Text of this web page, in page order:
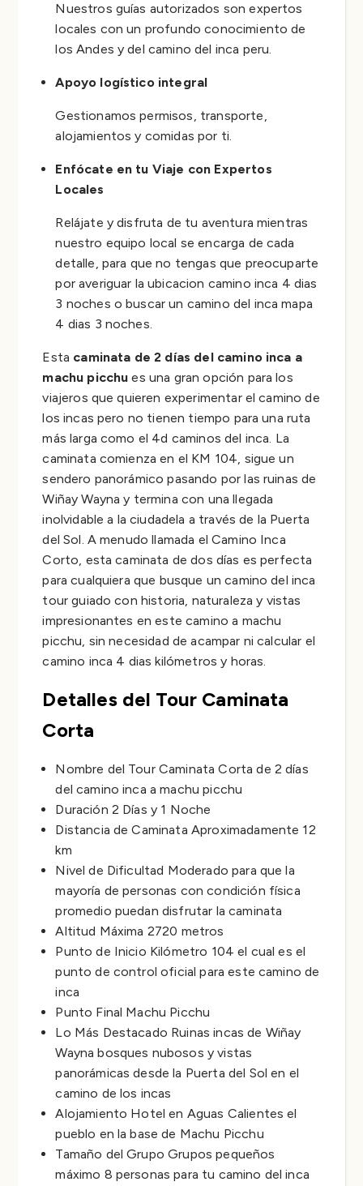
Nuestros guías autorizados son expertos
locales con un profundo conocimiento de
los Andes y del camino del inca peru.
Apoyo logístico integral
Gestionamos permisos, transporte,
alojamientos y comidas por ti.
Enfócate en tu Viaje con Expertos
Locales
Relájate y disfruta de tu aventura mientras
nuestro equipo local se encarga de cada
detalle, para que no tengas que preocuparte
por averiguar la ubicacion camino inca 4 dias
3 noches o buscar un camino del inca mapa
4 dias 3 noches.
Esta caminata de 2 días del camino inca a
machu picchu es una gran opción para los
viajeros que quieren experimentar el camino de
los incas pero no tienen tiempo para una ruta
más larga como el 4d caminos del inca. La
caminata comienza en el KM 104, sigue un
sendero panorámico pasando por las ruinas de
Wiñay Wayna y termina con una llegada
inolvidable a la ciudadela a través de la Puerta
del Sol. A menudo llamada el Camino Inca
Corto, esta caminata de dos días es perfecta
para cualquiera que busque un camino del inca
tour guiado con historia, naturaleza y vistas
impresionantes en este camino a machu
picchu, sin necesidad de acampar ni calcular el
camino inca 4 dias kilómetros y horas.
Detalles del Tour Caminata
Corta
Nombre del Tour Caminata Corta de 2 días
del camino inca a machu picchu
Duración 2 Días y 1 Noche
Distancia de Caminata Aproximadamente 12
km
Nivel de Dificultad Moderado para que la
mayoría de personas con condición física
promedio puedan disfrutar la caminata
Altitud Máxima 2720 metros
Punto de Inicio Kilómetro 104 el cual es el
punto de control oficial para este camino de
inca
Punto Final Machu Picchu
Lo Más Destacado Ruinas incas de Wiñay
Wayna bosques nubosos y vistas
panorámicas desde la Puerta del Sol en el
camino de los incas
Alojamiento Hotel en Aguas Calientes el
pueblo en la base de Machu Picchu
Tamaño del Grupo Grupos pequeños
máximo 8 personas para tu camino del inca